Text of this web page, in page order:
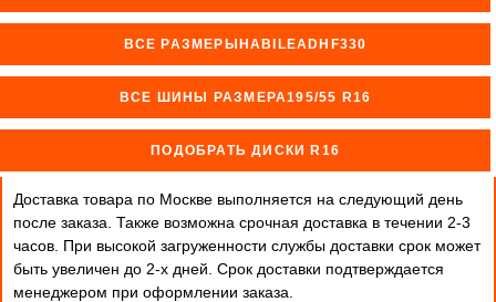
ВСЕ РАЗМЕРЫHABILEADHF330
ВСЕ ШИНЫ РАЗМЕРА195/55 R16
ПОДОБРАТЬ ДИСКИ R16
Доставка товара по Москве выполняется на следующий день
после заказа. Также возможна срочная доставка в течении 2-3
часов. При высокой загруженности службы доставки срок может
быть увеличен до 2-х дней. Cрок доставки подтверждается
менеджером при оформлении заказа.